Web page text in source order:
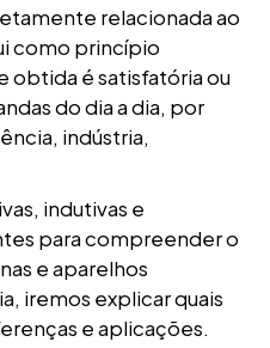
relacionada ao
como princípio
obtida é satisfatória ou
do dia a dia, por
indústria,
indutivas e
para compreender o
e aparelhos
iremos explicar quais
e aplicações.